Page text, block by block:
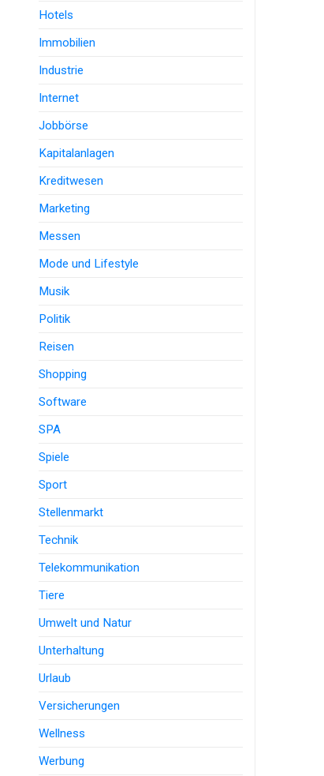
Hotels
Immobilien
Industrie
Internet
Jobbörse
Kapitalanlagen
Kreditwesen
Marketing
Messen
Mode und Lifestyle
Musik
Politik
Reisen
Shopping
Software
SPA
Spiele
Sport
Stellenmarkt
Technik
Telekommunikation
Tiere
Umwelt und Natur
Unterhaltung
Urlaub
Versicherungen
Wellness
Werbung